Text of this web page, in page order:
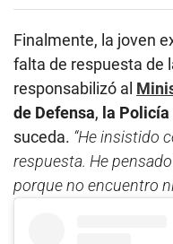
Finalmente, la joven
falta de respuesta de
responsabilizó al
de Defensa, la Policía
suceda. “He insistido
respuesta. He
porque no encuentro